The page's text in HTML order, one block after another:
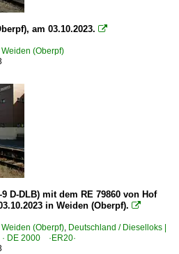
am 03.10.2023. 
(Oberpf)
9 D-DLB) mit dem RE 79860 von Hof
in Weiden (Oberpf). 
(Oberpf), Deutschland / Dieselloks |
DE 2000 ·ER20·